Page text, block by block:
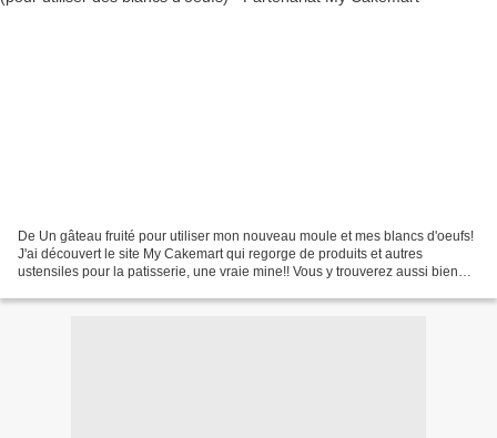
De Un gâteau fruité pour utiliser mon nouveau moule et mes blancs d'oeufs!
J'ai découvert le site My Cakemart qui regorge de produits et autres
ustensiles pour la patisserie, une vraie mine!! Vous y trouverez aussi bien